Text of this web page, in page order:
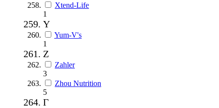
Xtend-Life
1
Y
Yum-V's
1
Z
Zahler
3
Zhou Nutrition
5
Г